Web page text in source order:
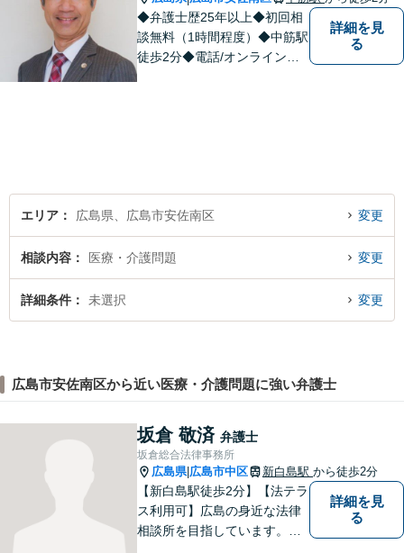
◆弁護士歴25年以上◆初回相
談無料（1時間程度）◆中筋駅
徒歩2分◆電話/オンライン相
します。
詳細を見
る
エリア 広島県、広島市安佐南区 変更
相談内容 医療・介護問題 変更
詳細条件 未選択 変更
広島市安佐南区から近い医療・介護問題に強い弁護士
坂倉 敬済 弁護士
坂倉総合法律事務所
広島県| 広島市中区 新白島駅 から徒歩2分
【新白島駅徒歩2分】【法テラ
ス利用可】広島の身近な法律
相談所を目指しています。依
詳細を見
る